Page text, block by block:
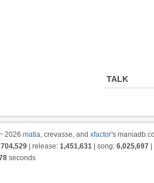
TALK
2026 matia, crevasse, and xfactor's
704,529 | release: 1,451,631 | song: 6,025,697
seconds